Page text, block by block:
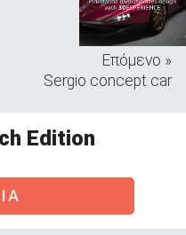
Επόμενο »
Sergio concept car
Edition